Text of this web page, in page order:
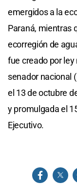
emergidos a la
Paraná, mientras
ecorregión de
fue creado por ley
senador nacional
el 13 de octubre
y promulgada el
Ejecutivo.